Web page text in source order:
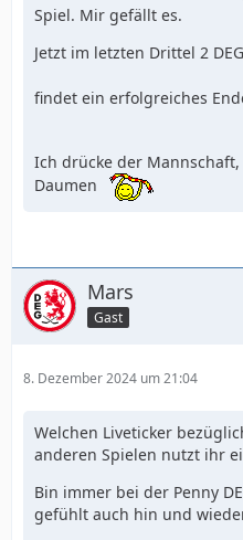
Spiel. Mir gefällt es.
Jetzt im letzten Drittel 2
findet ein erfolgreiches
Ich drücke der
Daumen
Mars
Gast
8. Dezember 2024 um 21:04
Welchen Liveticker
anderen Spielen nutzt ihr
Bin immer bei der Penny
gefühlt auch hin und